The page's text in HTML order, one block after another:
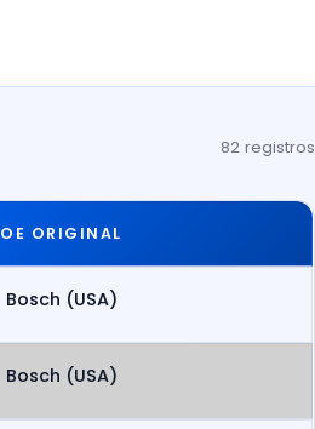
82 registros
OE ORIGINAL
Bosch (USA)
Bosch (USA)